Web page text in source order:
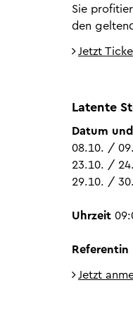
Sie
den
Jetzt
Latente
Datum
08.10. /
23.10. /
29.10. /
Uhrzeit
Referentin
Jetzt